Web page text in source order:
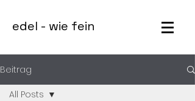
edel - wie fein
Beitrag
All Posts